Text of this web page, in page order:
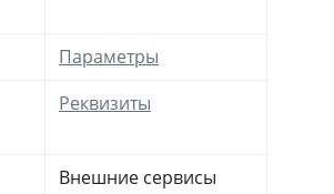
Параметры
Реквизиты
Внешние сервисы